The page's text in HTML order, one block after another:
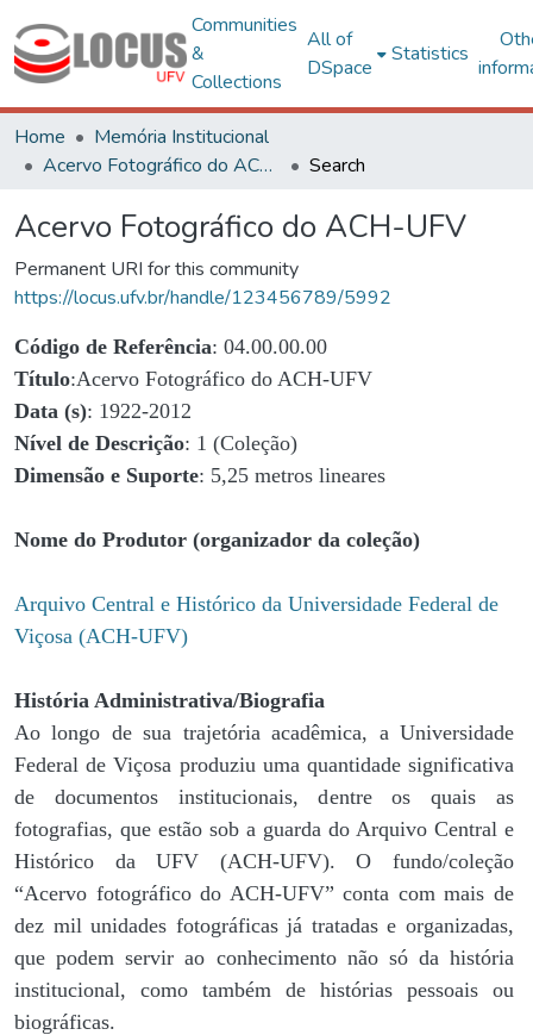
Communities
&
Collections
All of
DSpace
Statistics
Home
Memória Institucional
Acervo Fotográfico do ACH-UFV
Search
Acervo Fotográfico do ACH-UFV
Permanent URI for this community
https://locus.ufv.br/handle/123456789/5992
Código de Referência: 04.00.00.00
Título:Acervo Fotográfico do ACH-UFV
Data (s): 1922-2012
Nível de Descrição: 1 (Coleção)
Dimensão e Suporte: 5,25 metros lineares
Nome do Produtor (organizador da coleção)
Arquivo Central e Histórico da Universidade Federal de
Viçosa (ACH-UFV)
História Administrativa/Biografia
Ao longo de sua trajetória acadêmica, a Universidade
Federal de Viçosa produziu uma quantidade significativa
de documentos institucionais, dentre os quais as
fotografias, que estão sob a guarda do Arquivo Central e
Histórico da UFV (ACH-UFV). O fundo/coleção
“Acervo fotográfico do ACH-UFV” conta com mais de
dez mil unidades fotográficas já tratadas e organizadas,
que podem servir ao conhecimento não só da história
institucional, como também de histórias pessoais ou
biográficas.